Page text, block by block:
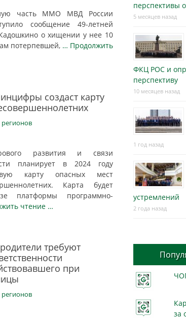
часть ММО МВД России
сообщение 49-летней
о хищении у нее 10
потерпевшей, … Продолжить
создаст карту
развития и связи
планирует в 2024 году
карту опасных мест
Карта будет
платформы программно-
чтение …
требуют
при
перспективы
5 месяцев назад
ФКЦ РОС и
перспективу
10 месяцев назад
1 год назад
устремлений
2 года назад
за